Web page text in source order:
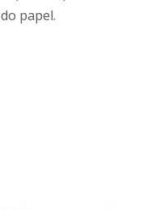
papel.